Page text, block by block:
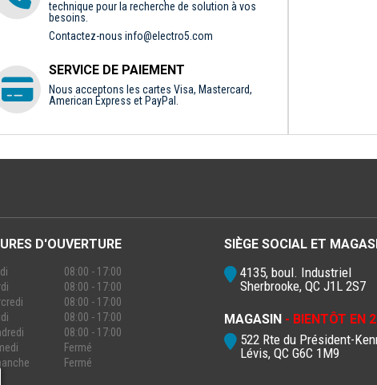
technique pour la recherche de solution à vos
besoins.
Contactez-nous info@electro5.com
SERVICE DE PAIEMENT
Nous acceptons les cartes Visa, Mastercard,
American Express et PayPal.
D'OUVERTURE
08:00 - 17:00
08:00 - 17:00
08:00 - 17:00
08:00 - 17:00
08:00 - 17:00
Fermé
Fermé
SIÈGE SOCIAL ET
4135, boul. Industriel
Sherbrooke, QC J1L 2S7
MAGASIN - BIENTÔT EN
522 Rte du Président-
Lévis, QC G6C 1M9